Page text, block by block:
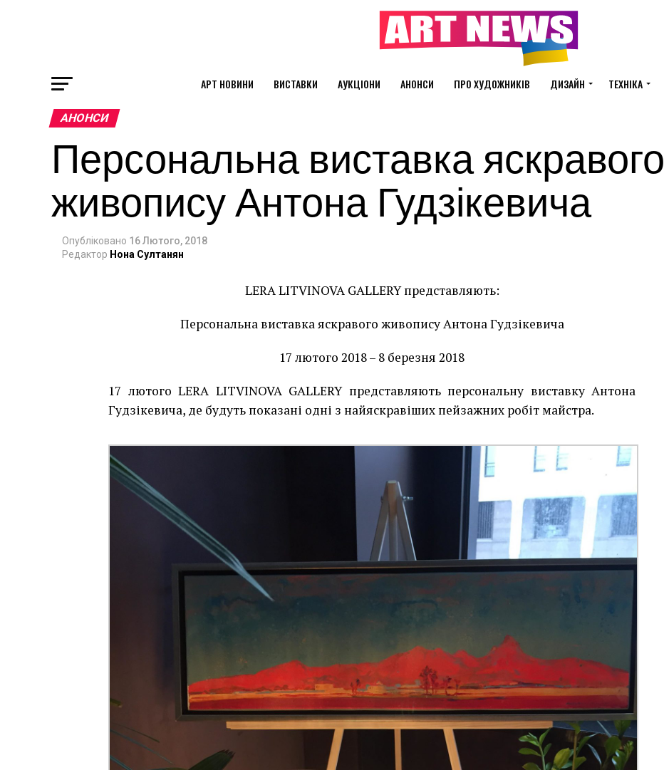
АРТ НОВИНИ ВИСТАВКИ АУКЦІОНИ АНОНСИ ПРО ХУДОЖНИКІВ ДИЗАЙН ТЕХНІКА
АНОНСИ
Персональна виставка яскравого
живопису Антона Гудзікевича
Опубліковано 16 Лютого, 2018
Редактор Нона Султанян
LERALITVINOVA GALLERY представляють:
Персональна виставка яскравого живопису Антона Гудзікевича
17 лютого 2018 – 8 березня 2018
17 лютого LERA LITVINOVA GALLERY представляють персональну виставку Антона
Гудзікевича, де будуть показані одні з найяскравіших пейзажних робіт майстра.